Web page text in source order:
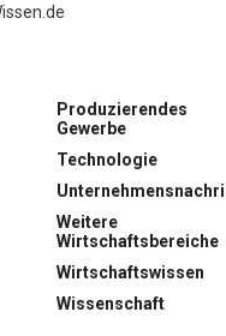
Produzierendes
Gewerbe
Technologie
Weitere
Wirtschaftsbereiche
Wirtschaftswissen
Wissenschaft